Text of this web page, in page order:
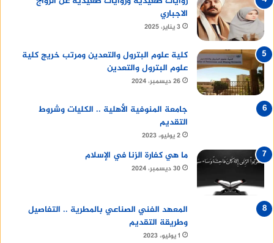
الاجباري
3 يناير، 2025
كلية علوم البترول والتعدين ومرتب خريج كلية
علوم البترول والتعدين
26 ديسمبر، 2024
جامعة المنوفية الأهلية .. الكليات وشروط
التقديم
2 يوليو، 2023
ما هي كفارة الزنا في الإسلام
30 ديسمبر، 2024
المعهد الفني الصناعي بالمطرية .. التفاصيل
وطريقة التقديم
1 يوليو، 2023